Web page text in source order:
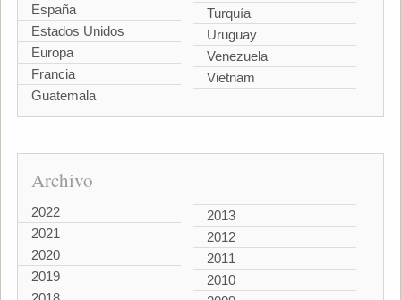
España
Estados Unidos
Europa
Francia
Guatemala
Turquía
Uruguay
Venezuela
Vietnam
Archivo
2022
2021
2020
2019
2013
2012
2011
2010